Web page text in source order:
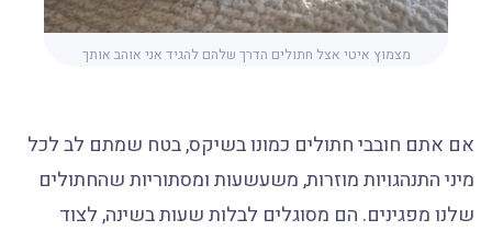
מצמוץ איטי אצל חתולים הדרך שלהם להגיד אני אוהב אותך
אם אתם חובבי חתולים כמונו בשיקס, בטח שמתם לב לכל
מיני התנהגויות מוזרות, משעשעות ומסתוריות שהחתולים
שלנו מפגינים. הם מסוגלים לבלות שעות בשינה, לצוד